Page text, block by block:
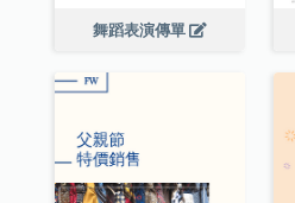
舞蹈表演傳單